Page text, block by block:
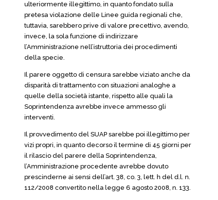
ulteriormente illegittimo, in quanto fondato sulla
pretesa violazione delle Linee guida regionali che,
tuttavia, sarebbero prive di valore precettivo, avendo,
invece, la sola funzione di indirizzare
l’Amministrazione nell’istruttoria dei procedimenti
della specie.
Il parere oggetto di censura sarebbe viziato anche da
disparità di trattamento con situazioni analoghe a
quelle della società istante, rispetto alle quali la
Soprintendenza avrebbe invece ammesso gli
interventi.
Il provvedimento del SUAP sarebbe poi illegittimo per
vizi propri, in quanto decorso il termine di 45 giorni per
il rilascio del parere della Soprintendenza,
l’Amministrazione procedente avrebbe dovuto
prescinderne ai sensi dell’art. 38, co. 3, lett. h del d.l. n.
112/2008 convertito nella legge 6 agosto 2008, n. 133.